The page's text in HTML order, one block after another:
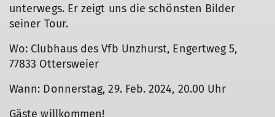
unterwegs. Er zeigt uns die schönsten Bilder
seiner Tour.
Wo: Clubhaus des Vfb Unzhurst, Engertweg 5,
77833 Ottersweier
Wann: Donnerstag, 29. Feb. 2024, 20.00 Uhr
Gäste willkommen!